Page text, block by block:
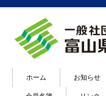
ホーム お知らせ